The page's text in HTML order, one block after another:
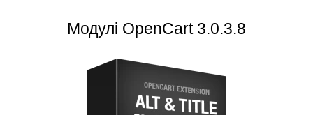
Модулі OpenCart 3.0.3.8